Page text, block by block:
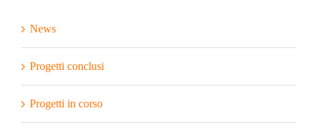
News
Progetti conclusi
Progetti in corso